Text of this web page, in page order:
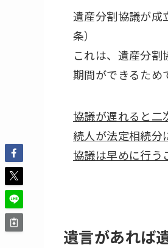
遺産分割協議が成
条）
これは、遺産分
期間ができるため
協議が遅れると二
続人が法定相続分
協議は早めに行う
遺言があれば